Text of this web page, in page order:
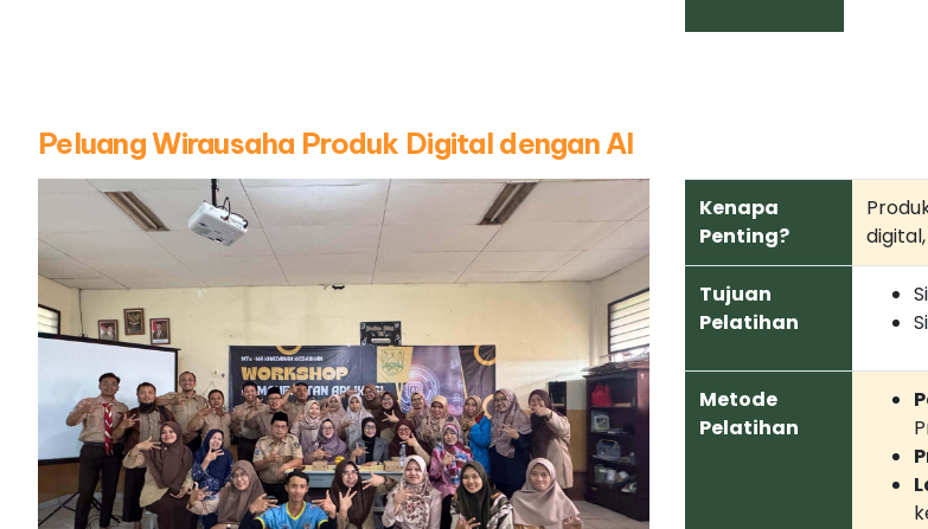
Peluang Wirausaha Produk Digital dengan AI
Kenapa
Penting?
Tujuan
Pelatihan
Metode
Pelatihan